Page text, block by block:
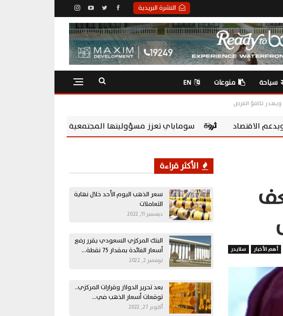
النشرة البريدية
سياحة منوعات EN
ويهدر تكافؤ الفرص
سوماباي تعزز مسؤوليتها المجتمعية بشراكة مع Chevening Scholarships لتمكين الشباب المصري
أهم الأخبار سلايدر
الأكثر قراءة
سعر الذهب اليوم الأحد خلال نهاية
التعاملات
ديسمبر 11, 2022
البنك المركزي السعودي يقرر رفع
أسعار الفائدة بمقدار 75 نقطة…
نوفمبر 2, 2022
بعد تحرير الدولار وقرارات المركزي..
توقعات أسعار الذهب في…
أكتوبر 27, 2022